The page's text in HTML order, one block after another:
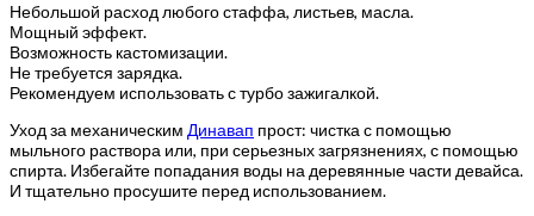
Небольшой расход любого стаффа, листьев, масла.
Мощный эффект.
Возможность кастомизации.
Не требуется зарядка.
Рекомендуем использовать с турбо зажигалкой.
Уход за механическим Динавап прост: чистка с помощью
мыльного раствора или, при серьезных загрязнениях, с помощью
спирта. Избегайте попадания воды на деревянные части девайса.
И тщательно просушите перед использованием.